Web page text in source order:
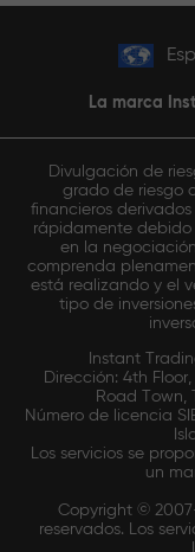
La marca
Divulgación de
grado de riesgo
financieros
rápidamente
en la
comprenda
está realizando y el
tipo de
Instant
Dirección: 4th
Road Town,
Número de licencia
Los servicios se
un
Copyright ©
reservados. Los